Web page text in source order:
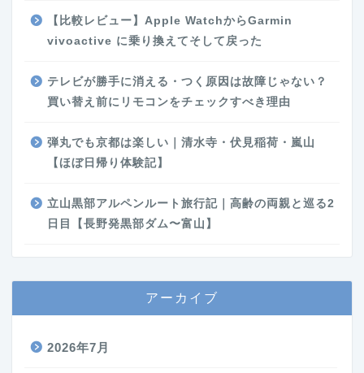
【比較レビュー】Apple WatchからGarmin
vivoactive に乗り換えてそして戻った
テレビが勝手に消える・つく原因は故障じゃない？
買い替え前にリモコンをチェックすべき理由
弾丸でも京都は楽しい｜清水寺・伏見稲荷・嵐山
【ほぼ日帰り体験記】
立山黒部アルペンルート旅行記｜高齢の両親と巡る2
日目【長野発黒部ダム〜富山】
アーカイブ
2026年7月